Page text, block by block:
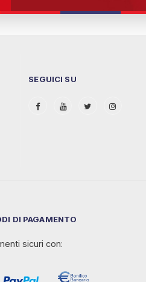
SEGUICI SU
DI PAGAMENTO
sicuri con: